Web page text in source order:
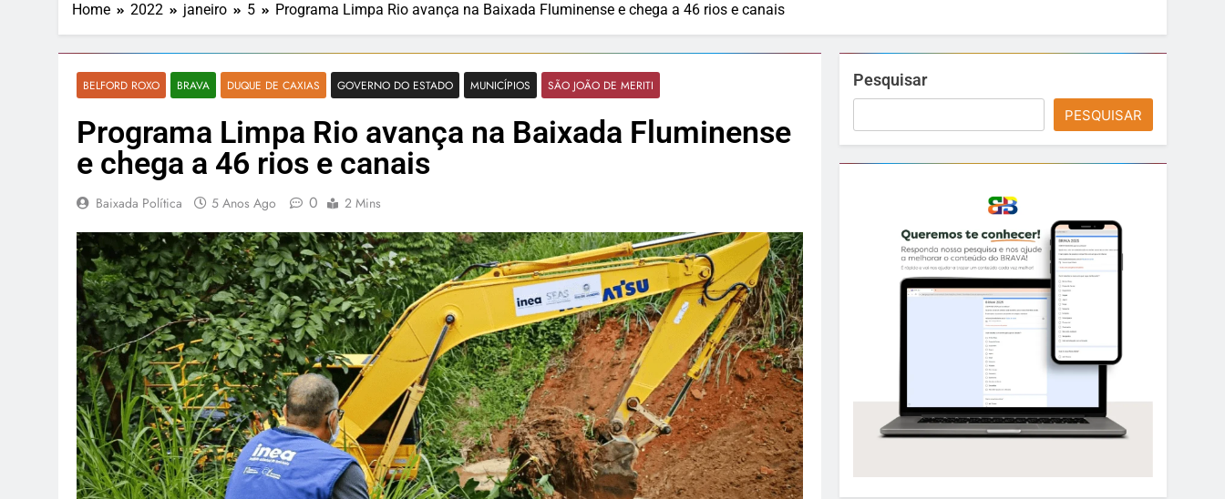
Home 2022 janeiro 5 Programa Limpa Rio avança na Baixada Fluminense e chega a 46 rios e canais
BELFORD ROXO BRAVA DUQUE DE CAXIAS GOVERNO DO ESTADO MUNICÍPIOS SÃO JOÃO DE MERITI
Programa Limpa Rio avança na Baixada Fluminense
e chega a 46 rios e canais
Baixada Política 5 Anos Ago 0 2 Mins
Pesquisar
PESQUISAR